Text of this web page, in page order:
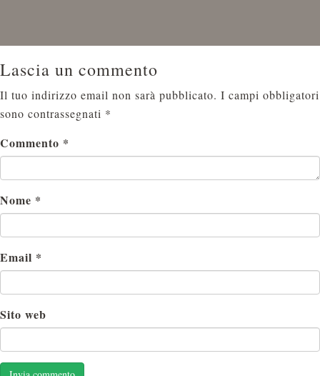
Lascia un commento
Il tuo indirizzo email non sarà pubblicato. I campi obbligatori
sono contrassegnati *
Commento *
Nome *
Email *
Sito web